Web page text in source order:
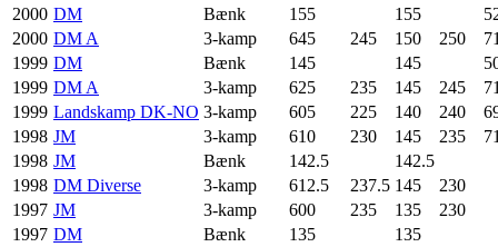
2000 DM Bænk 155 155
2000 DM A 3-kamp 645 245 150 250
1999 DM Bænk 145 145
1999 DM A 3-kamp 625 235 145 245
1999 Landskamp DK-NO 3-kamp 605 225 140 240
1998 JM 3-kamp 610 230 145 235
1998 JM Bænk 142.5
142.5
1998 DM Diverse 3-kamp 612.5 237.5 145
230
1997 JM 3-kamp 600 235 135
230
1997 DM Bænk 135
135